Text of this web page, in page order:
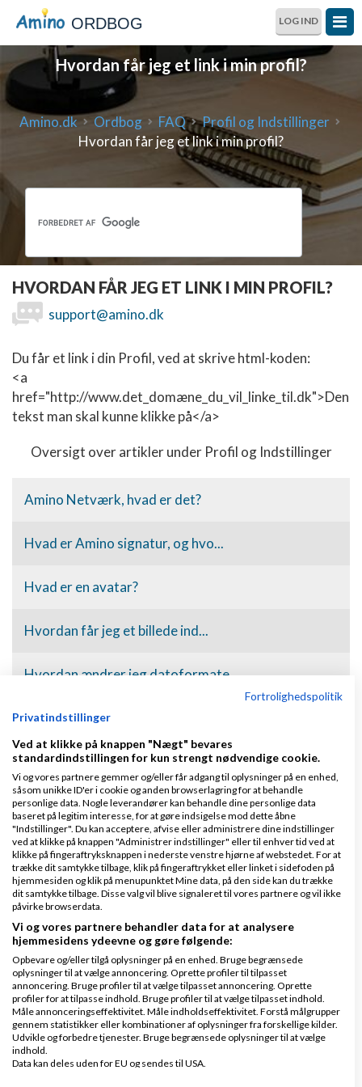
ORDBOG LOG IND
Hvordan får jeg et link i min profil?
Amino.dk Ordbog FAQ
Profil og Indstillinger
Hvordan får jeg et link i min profil?
HVORDAN FÅR JEG ET LINK I MIN PROFIL?
support@amino.dk
Du får et link i din Profil, ved at skrive html-koden:
<a
href="http://www.det_domæne_du_vil_linke_til.dk">Den
tekst man skal kunne klikke på</a>
Oversigt over artikler under Profil og Indstillinger
Amino Netværk, hvad er det?
Hvad er Amino signatur, og hvo...
Hvad er en avatar?
Hvordan får jeg et billede ind...
Hvordan ændrer jeg datoformate...
Hvordan undgår jeg at få e-mai...
Behøver jeg udfylde alle felte...
Jeg har ændret navn, men det e...
Kan jeg få en mail ved nyt ind...
Hvorfor skal man logge ind for...
Partnere
Fortrolighedspolitik
Privatindstillinger
Ved at klikke på knappen "Nægt" bevares
standardindstillingen for kun strengt nødvendige cookie.
Vi og vores partnere gemmer og/eller får adgang til oplysninger på en enhed,
såsom unikke ID'er i cookie og anden browserlagring for at behandle
personlige data. Nogle leverandører kan behandle dine personlige data
baseret på legitim interesse, for at gøre indsigelse mod dette åbne
"Indstillinger". Du kan acceptere, afvise eller administrere dine indstillinger
ved at klikke på knappen "Administrer indstillinger" eller til enhver tid ved at
klikke på fingeraftryksknappen i nederste venstre hjørne af webstedet. For at
trække dit samtykke tilbage, klik på fingeraftrykket eller linket i sidefoden på
hjemmesiden og klik på menupunktet Mine data, på den side kan du trække
dit samtykke tilbage. Disse valg vil blive signaleret til vores partnere og vil ikke
påvirke browserdata.
Vi og vores partnere behandler data for at analysere
hjemmesidens ydeevne og gøre følgende:
Opbevare og/eller tilgå oplysninger på en enhed. Bruge begrænsede
oplysninger til at vælge annoncering. Oprette profiler til tilpasset
annoncering. Bruge profiler til at vælge tilpasset annoncering. Oprette
profiler for at tilpasse indhold. Bruge profiler til at vælge tilpasset indhold.
Måle annonceringseffektivitet. Måle indholdseffektivitet. Forstå målgrupper
gennem statistikker eller kombinationer af oplysninger fra forskellige kilder.
Udvikle og forbedre tjenester. Bruge begrænsede oplysninger til at vælge
indhold.
Data kan deles uden for EU og sendes til USA.